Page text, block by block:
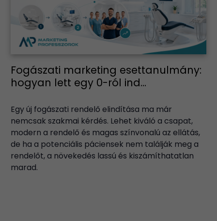
Fogászati marketing esettanulmány:
hogyan lett egy 0-ról ind...
Egy új fogászati rendelő elindítása ma már
nemcsak szakmai kérdés. Lehet kiváló a csapat,
modern a rendelő és magas színvonalú az ellátás,
de ha a potenciális páciensek nem találják meg a
rendelőt, a növekedés lassú és kiszámíthatatlan
marad.